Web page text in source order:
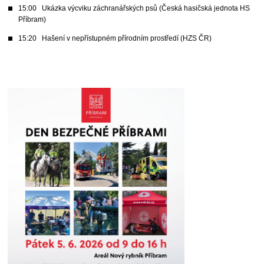
15:00 Ukázka výcviku záchranářských psů (Česká hasičská jednota HS
Příbram)
15:20 Hašení v nepřístupném přírodním prostředí (HZS ČR)